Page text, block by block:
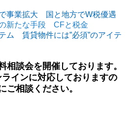
事業拡大 国と地方でW税優遇
新たな手段 CFと税金
ム 賃貸物件には”必須”のアイテ
相談会を開催しております。
インに対応しておりますの
ご相談ください。